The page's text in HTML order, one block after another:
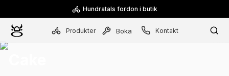
Hundratals fordon i butik
Produkter Boka Kontakt